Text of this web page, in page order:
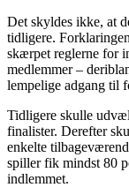
Det skyldes ikke, at
tidligere.
skærpet reglerne for
medlemmer –
lempelige adgang til
Tidligere skulle
finalister. Derefter
enkelte
spiller fik mindst 80
indlemmet.